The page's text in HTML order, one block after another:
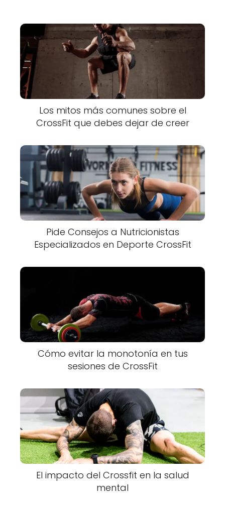
Los mitos más comunes sobre el
CrossFit que debes dejar de creer
Pide Consejos a Nutricionistas
Especializados en Deporte CrossFit
Cómo evitar la monotonía en tus
sesiones de CrossFit
El impacto del Crossfit en la salud
mental